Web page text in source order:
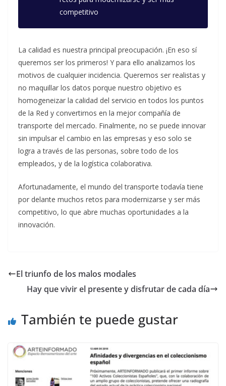
competitivo
La calidad es nuestra principal preocupación. ¡En eso sí
queremos ser los primeros! Y para ello analizamos los
motivos de cualquier incidencia. Queremos ser realistas y
no maquillar los datos porque nuestro objetivo es
homogeneizar la calidad del servicio en todos los puntos
de la Red y convertirnos en la mejor compañía de
transporte del mercado. Finalmente, no se puede innovar
sin impulsar el cambio en las empresas y eso solo se
logra a través de las personas, sobre todo de los
empleados, y de la logística colaborativa.
Afortunadamente, el mundo del transporte todavía tiene
por delante muchos retos para modernizarse y ser más
competitivo, lo que abre muchas oportunidades a la
innovación.
El triunfo de los malos modales
Hay que vivir el presente y disfrutar de cada día
También te puede gustar